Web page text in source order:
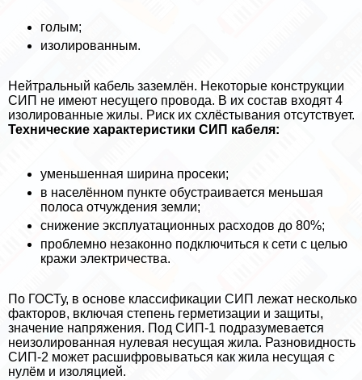
гoлым;
изолированным.
Нейтральный кабель заземлён. Некоторые конструкции
СИП не имеют несущего провода. В их состав входят 4
изолированные жилы. Риск их схлёстывания отсутствует.
Технические хаpaктеристики СИП кабеля:
уменьшенная ширина просеки;
в населённом пункте обустраивается меньшая
полоса отчуждения земли;
снижение эксплуатационных расходов до 80%;
проблемно незаконно подключиться к сети с целью
кражи электричества.
По ГОСТу, в основе классификации СИП лежат несколько
факторов, включая степень герметизации и защиты,
значение напряжения. Под СИП-1 подразумевается
неизолированная нулевая несущая жила. Разновидность
СИП-2 может расшифровываться как жила несущая с
нулём и изоляцией.